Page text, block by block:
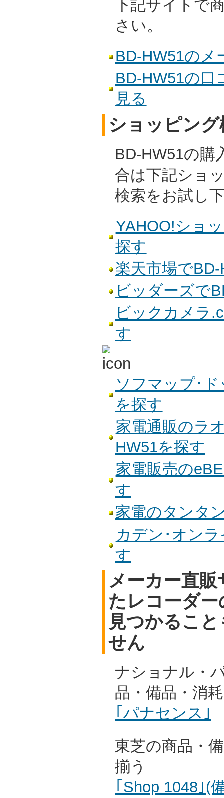
下記サイトで
さい。
BD-HW51のメ
BD-HW51の口
見る
ショッピング
BD-HW51の購
合は下記ショ
検索をお試し
YAHOO!ショ
探す
楽天市場で
ビッダーズで
ビックカメラ
す
ソフマップ･
を探す
家電通販のラ
HW51を探す
家電販売の
す
家電のタンタ
カデン･オン
す
メーカー直
たレコーダ
見つかるこ
せん
ナショナル・
品・備品・消
｢パナセンス｣
東芝の商品・
揃う
｢Shop 1048｣(